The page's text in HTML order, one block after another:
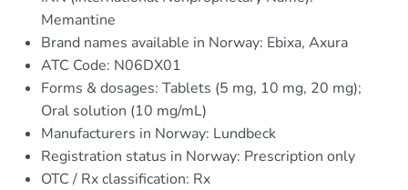
Memantine
Brand names available in Norway: Ebixa, Axura
ATC Code: N06DX01
Forms & dosages: Tablets (5 mg, 10 mg, 20 mg);
Oral solution (10 mg/mL)
Manufacturers in Norway: Lundbeck
Registration status in Norway: Prescription only
OTC / Rx classification: Rx